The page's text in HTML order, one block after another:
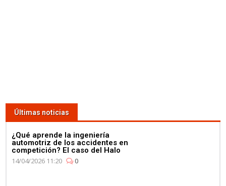
Últimas noticias
¿Qué aprende la ingeniería
automotriz de los accidentes en
competición? El caso del Halo
14/04/2026 11:20
0